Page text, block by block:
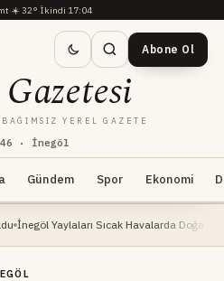
·☀️ 32°·İkindi 17:04
46 · İnegöl
Gazetesi
YEREL GAZETE
Abone Ol
Gündem Spor Ekonomi
Sıcak Havalarda Doğa Severlerin